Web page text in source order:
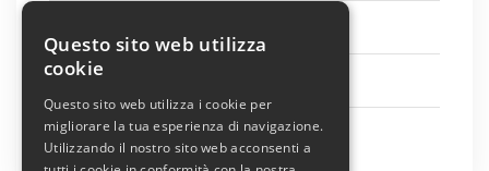
Agosto 2022
Luglio 2022
Questo sito web utilizza
cookie
Questo sito web utilizza i cookie per
migliorare la tua esperienza di navigazione.
Utilizzando il nostro sito web acconsenti a